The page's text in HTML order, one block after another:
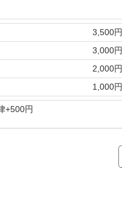
3,500円
3,000円
2,000円
1,000円
+500円